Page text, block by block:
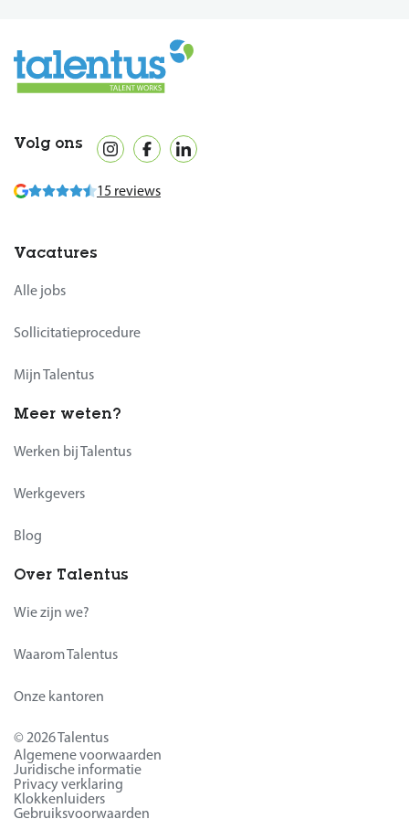
Volg ons
15 reviews
Vacatures
Alle jobs
Sollicitatieprocedure
Mijn Talentus
Meer weten?
Werken bij Talentus
Werkgevers
Blog
Over Talentus
Wie zijn we?
Waarom Talentus
Onze kantoren
© 2026 Talentus
Algemene voorwaarden
Juridische informatie
Privacy verklaring
Klokkenluiders
Gebruiksvoorwaarden